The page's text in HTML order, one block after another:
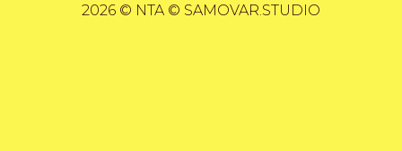
2026 © NTA © SAMOVAR.STUDIO